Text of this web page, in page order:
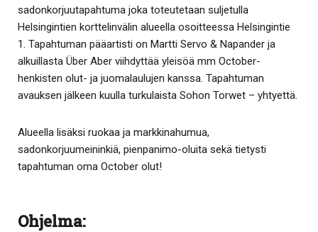
sadonkorjuutapahtuma joka toteutetaan suljetulla
Helsingintien korttelinvälin alueella osoitteessa Helsingintie
1. Tapahtuman pääartisti on Martti Servo & Napander ja
alkuillasta Über Aber viihdyttää yleisöä mm October-
henkisten olut- ja juomalaulujen kanssa. Tapahtuman
avauksen jälkeen kuulla turkulaista Sohon Torwet – yhtyettä.
Alueella lisäksi ruokaa ja markkinahumua,
sadonkorjuumeininkiä, pienpanimo-oluita sekä tietysti
tapahtuman oma October olut!
Ohjelma: